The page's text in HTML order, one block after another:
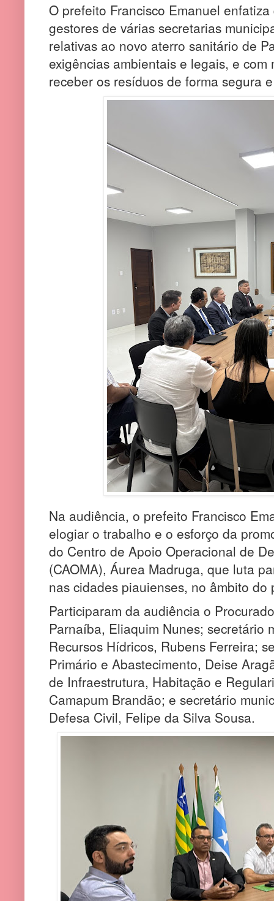
O prefeito Francisco Emanuel
gestores de várias secretarias
relativas ao novo aterro sanitário de
exigências ambientais e legais, e
receber os resíduos de forma segura
Na audiência, o prefeito Francisco
elogiar o trabalho e o esforço da
do Centro de Apoio Operacional de
(CAOMA), Áurea Madruga, que luta
nas cidades piauienses, no âmbito do
Participaram da audiência o
Parnaíba, Eliaquim Nunes; secretário
Recursos Hídricos, Rubens Ferreira;
Primário e Abastecimento, Deise
de Infraestrutura, Habitação e
Camapum Brandão; e secretário
Defesa Civil, Felipe da Silva Sousa.